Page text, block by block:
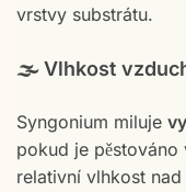
vrstvy substrátu.
🌫️ Vlhkost
Syngonium miluje
pokud je pěstováno
relativní vlhkost